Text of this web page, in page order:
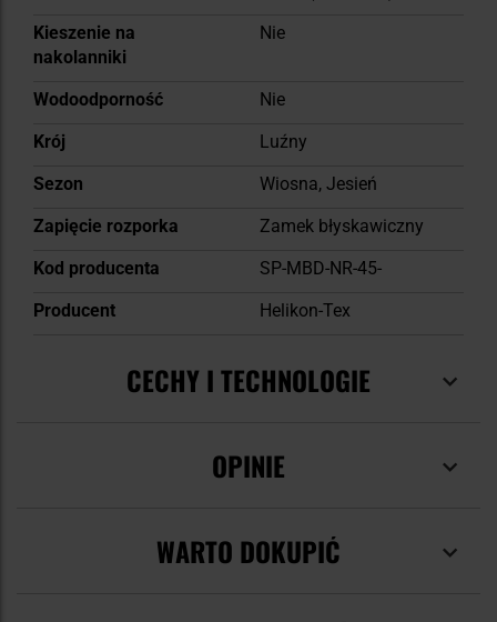
Kieszenie na
nakolanniki
Nie
Wodoodporność
Nie
Krój
Luźny
Sezon
Wiosna, Jesień
Zapięcie rozporka
Zamek błyskawiczny
Kod producenta
SP-MBD-NR-45-
Producent
Helikon-Tex
CECHY I TECHNOLOGIE
OPINIE
WARTO DOKUPIĆ